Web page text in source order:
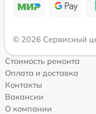
© 2026 Сервисный
Стоимость ремонта
Оплата и доставка
Контакты
Вакансии
О компании